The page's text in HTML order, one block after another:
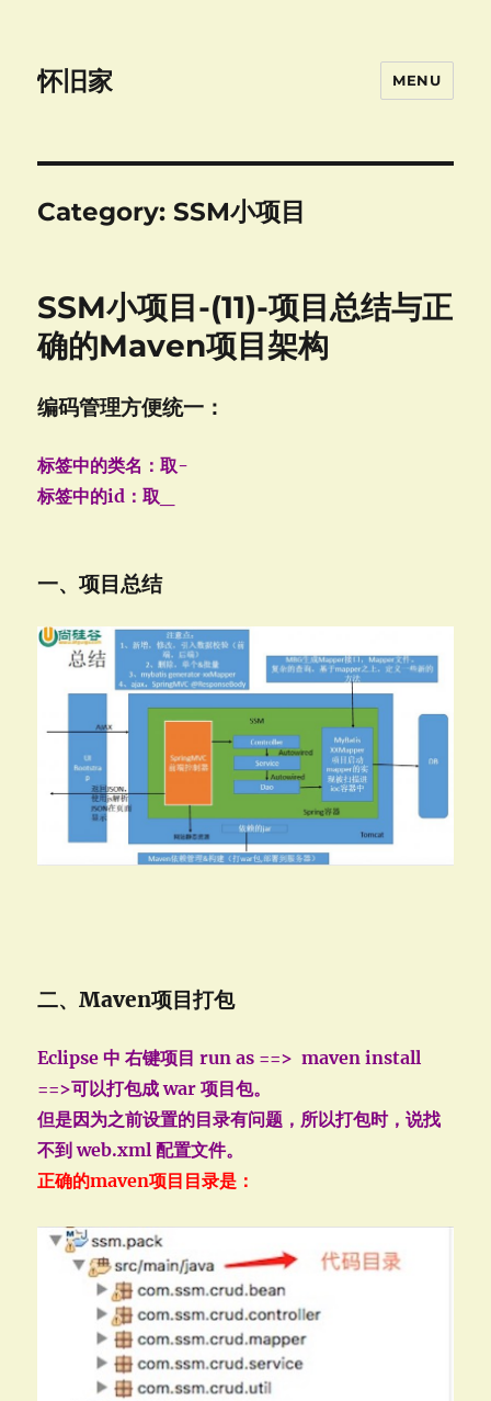
怀旧家 MENU
Category:SSM小项目
SSM小项目-(11)-项目总结与正
确的Maven项目架构
编码管理方便统一：
标签中的类名：取-
标签中的id：取_
一、项目总结
二、Maven项目打包
Eclipse 中 右键项目 run as ==> maven install
==>可以打包成 war 项目包。
但是因为之前设置的目录有问题，所以打包时，说找
不到 web.xml 配置文件。
正确的maven项目目录是：